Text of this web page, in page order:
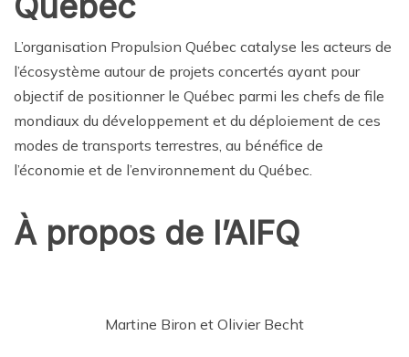
L’organisation Propulsion Québec catalyse les acteurs de
l’écosystème autour de projets concertés ayant pour
objectif de positionner le Québec parmi les chefs de file
mondiaux du développement et du déploiement de ces
modes de transports terrestres, au bénéfice de
l’économie et de l’environnement du Québec.
À propos de l’AIFQ
Martine Biron et Olivier Becht